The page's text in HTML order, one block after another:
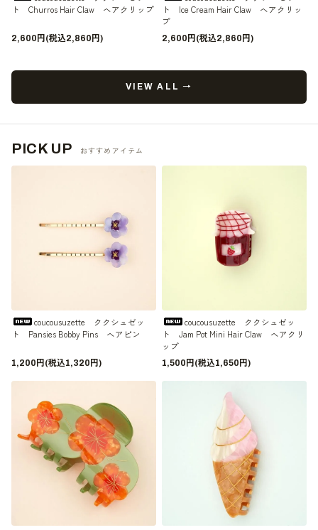
ト Churros Hair Claw ヘアクリップ
2,600円(税込2,860円)
ト Ice Cream Hair Claw ヘアクリッ
プ
2,600円(税込2,860円)
VIEW ALL →
PICK UP おすすめアイテム
coucousuzette ククシュゼッ
ト Pansies Bobby Pins ヘアピン
1,200円(税込1,320円)
coucousuzette ククシュゼッ
ト Jam Pot Mini Hair Claw ヘアクリ
ップ
1,500円(税込1,650円)